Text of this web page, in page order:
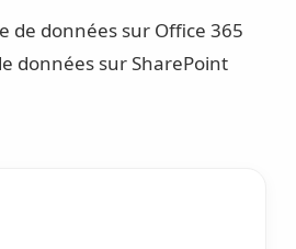
de données sur Office 365
données sur SharePoint